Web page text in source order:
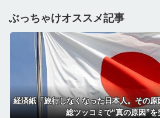
ぶっちゃけオススメ記事
経済紙「旅行しなくなった日本人。その
総ツッコミで“真の原因”を